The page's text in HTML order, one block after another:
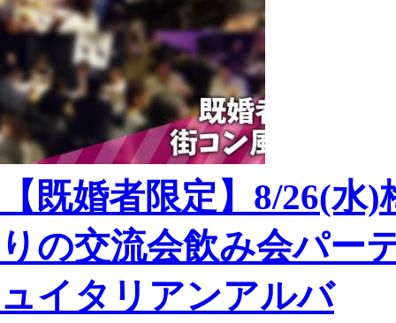
【既婚者限定】8/26(
りの交流会飲み会パー
ュイタリアンアルバ